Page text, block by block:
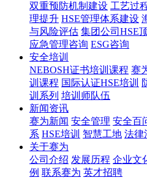
双重预防机制建设 工艺过
理提升 HSE管理体系建设
与风险评估 集团公司HSE
应急管理咨询 ESG咨询
安全培训
NEBOSH证书培训课程 赛
训课程 国际认证HSE培训
训系列 培训师队伍
新闻资讯
赛为新闻 安全管理 安全百
系 HSE培训 智慧工地 法律
关于赛为
公司介绍 发展历程 企业文
例 联系赛为 英才招聘